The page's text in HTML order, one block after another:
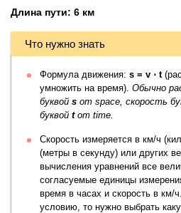
Длина пути: 6 км
Что нужно знать
Формула движения: s = v ⋅ t
умножить на время). Обычно
буквой s от space, скорость
буквой tот time.
Скорость измеряется в км/ч
(метры в секунду) или других
вычисления уравнений все
согласуемые единицы
время в часах и скорость в км/
условию, то нужно выбрать